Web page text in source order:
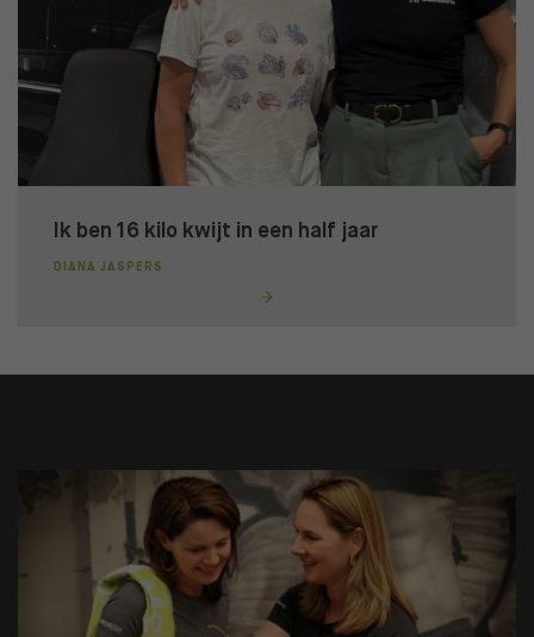
Ik ben 16 kilo kwijt in een half jaar
DIANA JASPERS